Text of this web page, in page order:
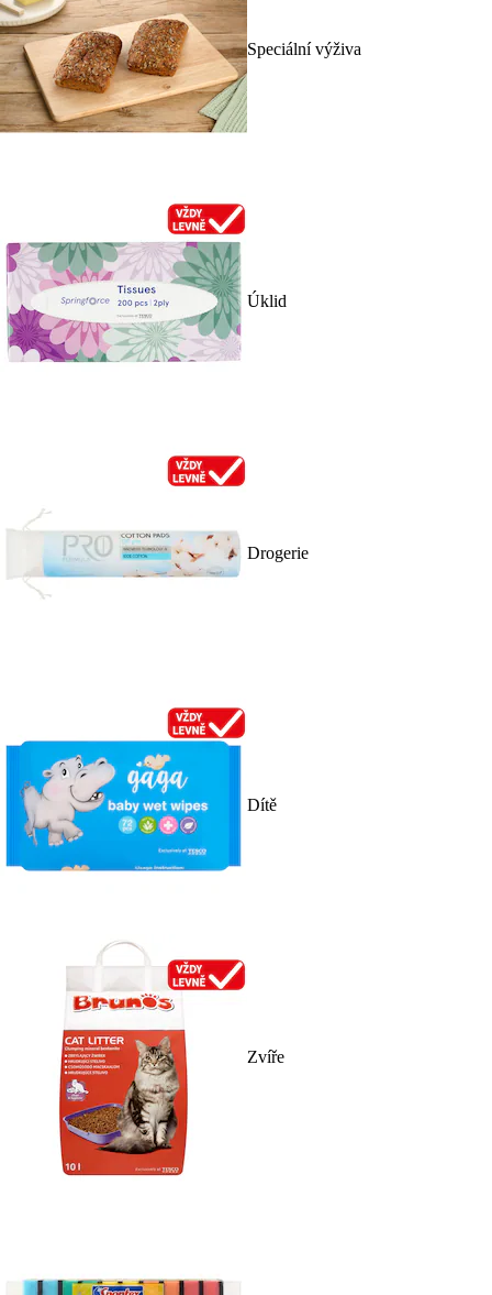
Speciální výživa
Úklid
Drogerie
Dítě
Zvíře